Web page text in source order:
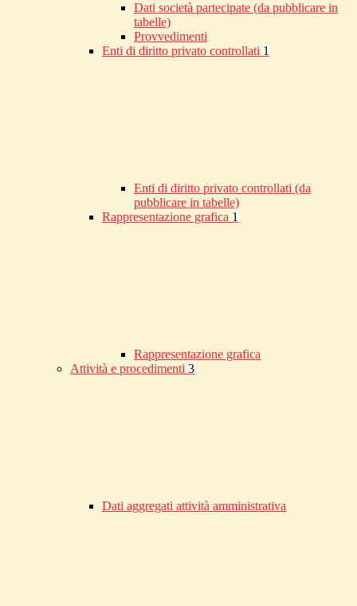
Dati società partecipate (da pubblicare in
tabelle)
Provvedimenti
Enti di diritto privato controllati 1
Enti di diritto privato controllati (da
pubblicare in tabelle)
Rappresentazione grafica 1
Rappresentazione grafica
Attività e procedimenti 3
Dati aggregati attività amministrativa